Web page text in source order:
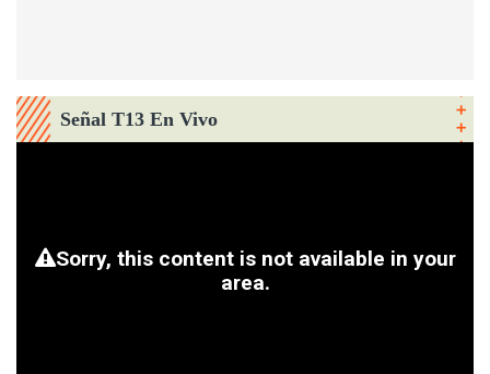
Señal T13 En Vivo